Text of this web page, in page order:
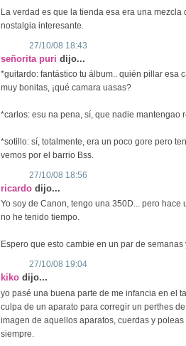
La verdad es que la tienda esa era una mezcla
nostalgia interesante.
27/10/08 18:43
señorita puri dijo...
*guitardo: fantástico tu álbum.. quién pillar esa
muy bonitas, ¡qué camara uasas?
*carlos: esu na pena, sí, que nadie mantengao
*sotillo: sí, totalmente, era un poco gore pero
vemos por el barrio Bss.
27/10/08 18:56
ricardo dijo...
Yo soy de Canon, tengo una 350D... pero hace
no he tenido tiempo.
Espero que esto cambie en un par de
27/10/08 19:04
kiko dijo...
yo pasé una buena parte de me infancia en el
culpa de un aparato para corregir un perthes
imagen de aquellos aparatos, cuerdas y
siempre.